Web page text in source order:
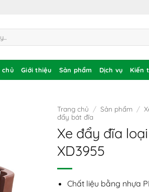
chủ Giới thiệu Sản phẩm Dịch vụ Kiến
Trang chủ / Sản phẩm /
đẩy bát đĩa
Xe đẩy đĩa
XD3955
Chất liệu bằng nhựa